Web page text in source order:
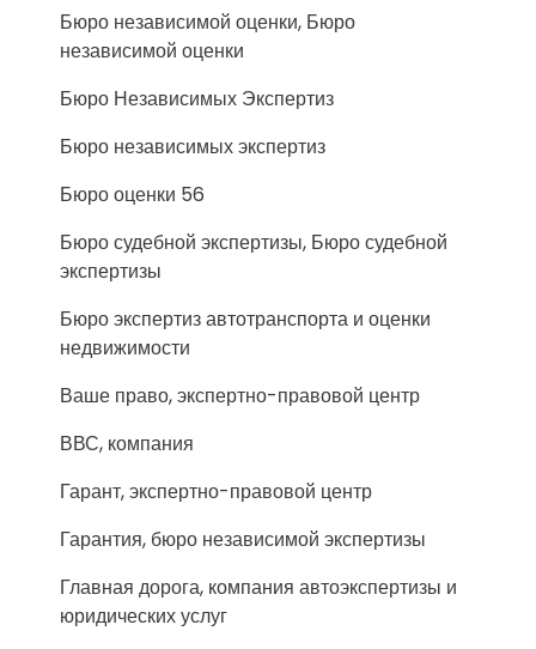
Бюро независимой оценки, Бюро
независимой оценки
Бюро Независимых Экспертиз
Бюро независимых экспертиз
Бюро оценки 56
Бюро судебной экспертизы, Бюро судебной
экспертизы
Бюро экспертиз автотранспорта и оценки
недвижимости
Ваше право, экспертно-правовой центр
ВВС, компания
Гарант, экспертно-правовой центр
Гарантия, бюро независимой экспертизы
Главная дорога, компания автоэкспертизы и
юридических услуг